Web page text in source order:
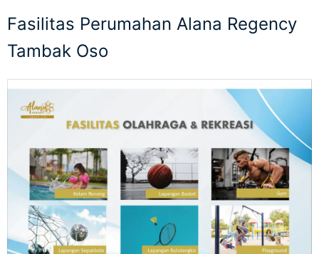
Fasilitas Perumahan Alana Regency
Tambak Oso